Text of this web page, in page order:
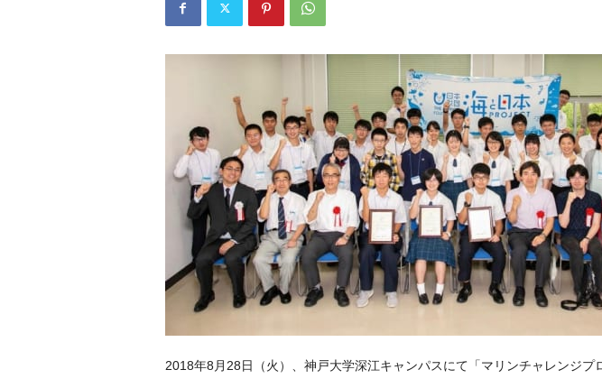
2018年8月28日（火）、神戸大学深江キャンパスにて「マリンチャレンジプ